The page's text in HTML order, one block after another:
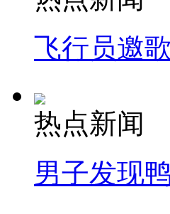
飞行员邀
热点新闻
男子发现